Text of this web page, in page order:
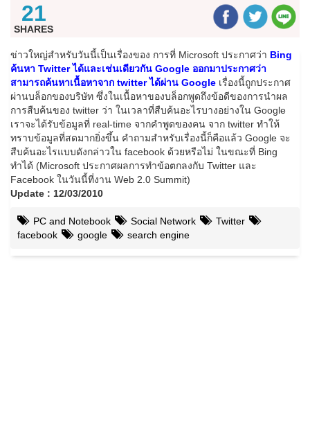
21
SHARES
ข่าวใหญ่สำหรับวันนี้เป็นเรื่องของ การที่ Microsoft ประกาศว่า Bing
ค้นหา Twitter ได้และเช่นเดียวกัน Google ออกมาประกาศว่า
สามารถค้นหาเนื้อหาจาก twitter ได้ผ่าน Google เรื่องนี้ถูกประกาศ
ผ่านบล็อกของบริษัท ซึ่งในเนื้อหาของบล็อกพูดถึงข้อดีของการนำผล
การสืบค้นของ twitter ว่า ในเวลาที่สืบค้นอะไรบางอย่างใน Google
เราจะได้รับข้อมูลที่ real-time จากคำพูดของคน จาก twitter ทำให้
ทราบข้อมูลที่สดมากยิ่งขึ้น คำถามสำหรับเรื่องนี้ก็คือแล้ว Google จะ
สืบค้นอะไรแบบดังกล่าวใน facebook ด้วยหรือไม่ ในขณะที่ Bing
ทำได้ (Microsoft ประกาศผลการทำข้อตกลงกับ Twitter และ
Facebook ในวันนี้ที่งาน Web 2.0 Summit)
Update : 12/03/2010
PC and Notebook Social Network
Twitter
facebook
google search engine